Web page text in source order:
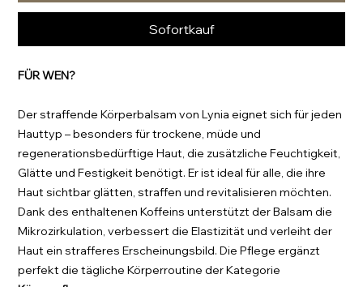
Sofortkauf
FÜR WEN?
Der straffende Körperbalsam von Lynia eignet sich für jeden
Hauttyp – besonders für trockene, müde und
regenerationsbedürftige Haut, die zusätzliche Feuchtigkeit,
Glätte und Festigkeit benötigt. Er ist ideal für alle, die ihre
Haut sichtbar glätten, straffen und revitalisieren möchten.
Dank des enthaltenen Koffeins unterstützt der Balsam die
Mikrozirkulation, verbessert die Elastizität und verleiht der
Haut ein strafferes Erscheinungsbild. Die Pflege ergänzt
perfekt die tägliche Körperroutine der Kategorie